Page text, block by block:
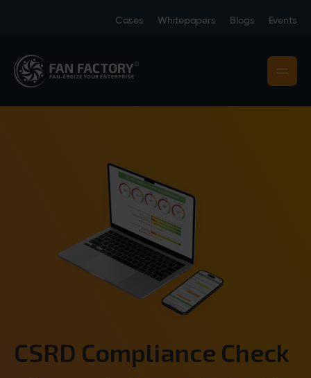
Cases Whitepapers Blogs Events
CSRD Compliance Check